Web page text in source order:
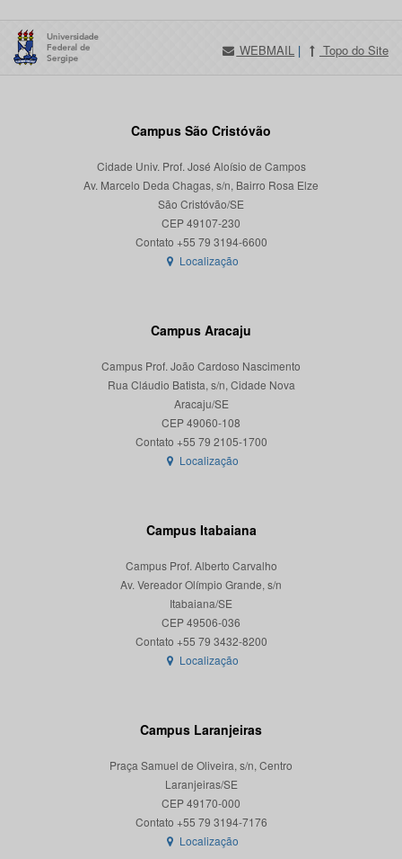
WEBMAIL | Topo do Site
Campus São Cristóvão
Cidade Univ. Prof. José Aloísio de Campos
Av. Marcelo Deda Chagas, s/n, Bairro Rosa Elze
São Cristóvão/SE
CEP 49107-230
Localização
Campus Aracaju
Campus Prof. João Cardoso Nascimento
Rua Cláudio Batista, s/n, Cidade Nova
Aracaju/SE
CEP 49060-108
Localização
Campus Itabaiana
Campus Prof. Alberto Carvalho
Av. Vereador Olímpio Grande, s/n
Itabaiana/SE
CEP 49506-036
Localização
Campus Laranjeiras
Praça Samuel de Oliveira, s/n, Centro
Laranjeiras/SE
CEP 49170-000
Localização